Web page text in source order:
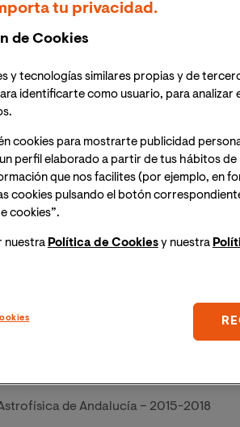
estadística - MBID
- MAST
Titulación, institución y año de
de Datos Masivos - UNIR, 2019
de Granada, 2013
Santiago de Compostela, 2006
et Astrophysique de Grenoble:
de Andalucía – 2015-2018
tu privacidad.
de Cookies
y tecnologías similares propias y de
identificarte como usuario, para analizar
cookies para mostrarte publicidad
perfil elaborado a partir de tus hábitos
que nos facilites (por ejemplo, en
cookies pulsando el botón
cookies”.
nuestra Política de Cookiesy nuestra